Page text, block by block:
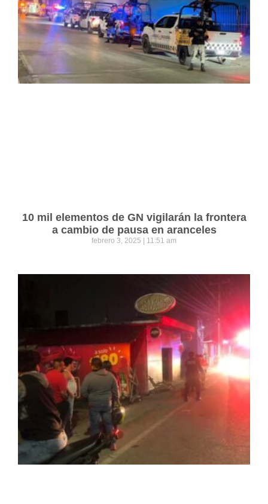
10 mil elementos de GN vigilarán la frontera
a cambio de pausa en aranceles
febrero 3, 2025 11:51 am